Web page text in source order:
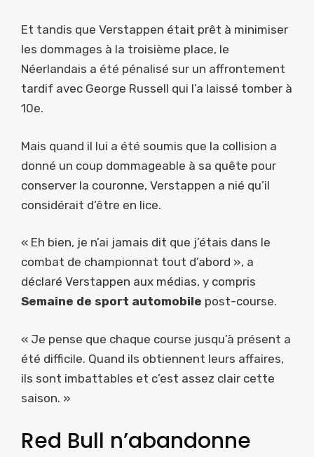
Et tandis que Verstappen était prêt à minimiser
les dommages à la troisième place, le
Néerlandais a été pénalisé sur un affrontement
tardif avec George Russell qui l’a laissé tomber à
10e.
Mais quand il lui a été soumis que la collision a
donné un coup dommageable à sa quête pour
conserver la couronne, Verstappen a nié qu’il
considérait d’être en lice.
« Eh bien, je n’ai jamais dit que j’étais dans le
combat de championnat tout d’abord », a
déclaré Verstappen aux médias, y compris
Semaine de sport automobile post-course.
« Je pense que chaque course jusqu’à présent a
été difficile. Quand ils obtiennent leurs affaires,
ils sont imbattables et c’est assez clair cette
saison. »
Red Bull n’abandonne